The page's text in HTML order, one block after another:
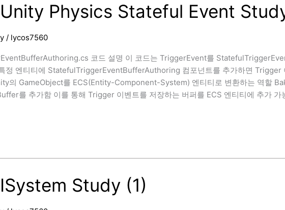
Unity Physics Stateful Event
/ lycos7560
코드 설명 이 코드는 TriggerEvent를
정 엔티티에 StatefulTriggerEventBufferAuthoring 컴포넌트를 추가하면 Trigger
의 GameObject를 ECS(Entity-Component-System) 엔티티로 변환하는 역할
를 추가함 이를 통해 Trigger 이벤트를 저장하는 버퍼를 ECS 엔티티에 추가
Study (1)